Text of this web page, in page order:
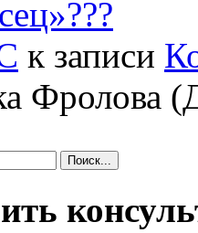
к записи
Фролова